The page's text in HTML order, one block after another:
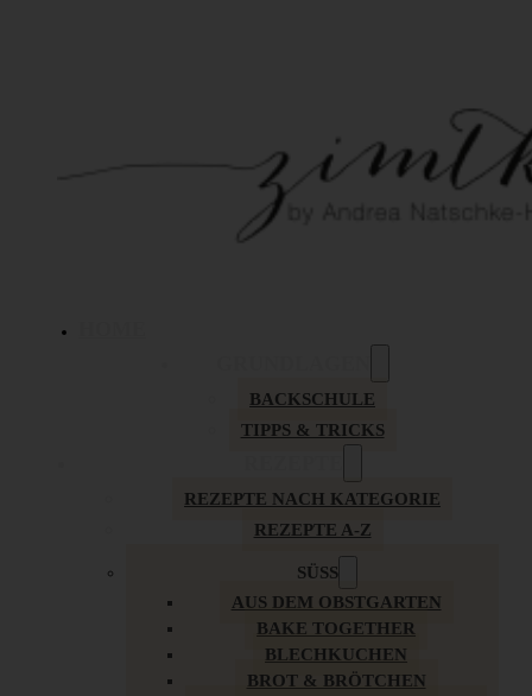
BACKSCHULE
TIPPS & TRICKS
REZEPTE NACH KATEGORIE
REZEPTE A-Z
SÜSS
AUS DEM OBSTGARTEN
BAKE TOGETHER
BLECHKUCHEN
BROT & BRÖTCHEN